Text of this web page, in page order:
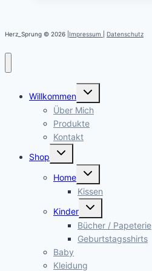
Herz_Sprung © 2026 | Impressum Datenschutz
Willkommen
Untermenü
öffnen
Über Mich
Produkte
Kontakt
Shop
Untermenü
öffnen
Home
Untermenü
öffnen
Kissen
Kinder
Untermenü
öffnen
Bücher / Papeterie
Geburtstagsshirts
Baby
Kleidung